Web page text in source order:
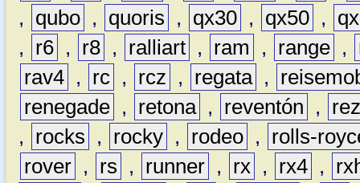
,
qubo , quoris , qx30 , qx50 ,
,
r6 , r8 , ralliart , ram , range ,
rav4 , rc , rcz , regata ,
renegade , retona , reventón ,
,
rocks , rocky , rodeo ,
rolls-
rover , rs , runner , rx , rx4 ,